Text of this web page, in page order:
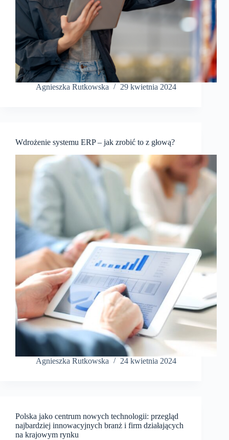
Agnieszka Rutkowska 29 kwietnia 2024
Wdrożenie systemu ERP – jak zrobić to z głową?
Agnieszka Rutkowska 24 kwietnia 2024
Polska jako centrum nowych technologii: przegląd
najbardziej innowacyjnych branż i firm działających
na krajowym rynku